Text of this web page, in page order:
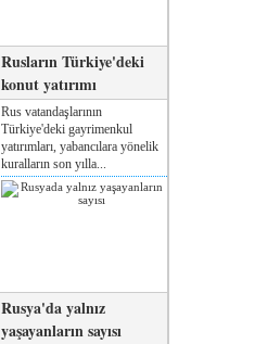
Rusların Türkiye'deki
konut yatırımı
Rus vatandaşlarının
Türkiye'deki gayrimenkul
yatırımları, yabancılara yönelik
kuralların son yılla...
Rusya'da yalnız
yaşayanların sayısı